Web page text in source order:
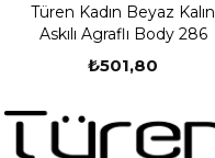
Türen Kadın Beyaz Kalın
Askılı Agraflı Body 286
₺501,80